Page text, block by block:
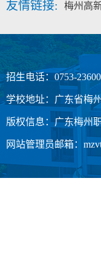
友情链接: 梅州高
招生电话：0753-
学校地址：广东省梅
版权信息：广东梅州
网站管理员邮箱：